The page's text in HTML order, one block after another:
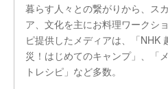
暮らす人々との繋がりから、ス
ア、文化を主にお料理ワークシ
ピ提供したメディアは、「NHK
災！はじめてのキャンプ」、「
トレシピ」など多数。